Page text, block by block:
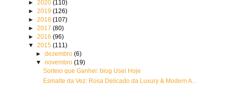
►2020(110)
►2019(126)
►2018(107)
►2017(80)
►2016(96)
▼2015(111)
► dezembro (6)
▼ novembro (19)
Sorteio que Ganhei: blog Usei Hoje
Esmalte da Vez: Rosa Delicado da Luxury & Modern A...